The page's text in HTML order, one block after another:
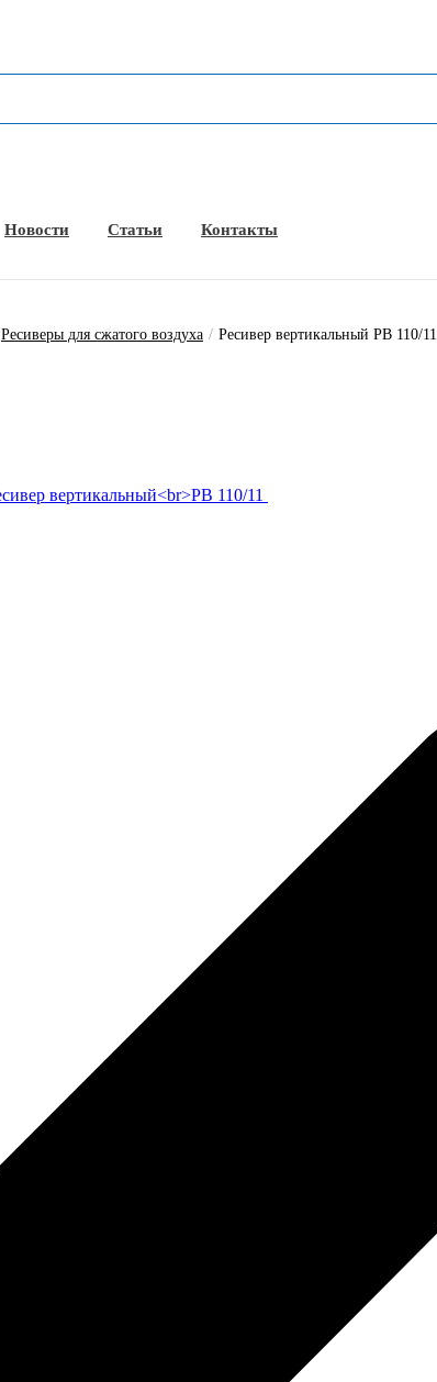
Новости Статьи Контакты
Ресиверы для сжатого воздуха / Ресивер вертикальный РВ 110/11